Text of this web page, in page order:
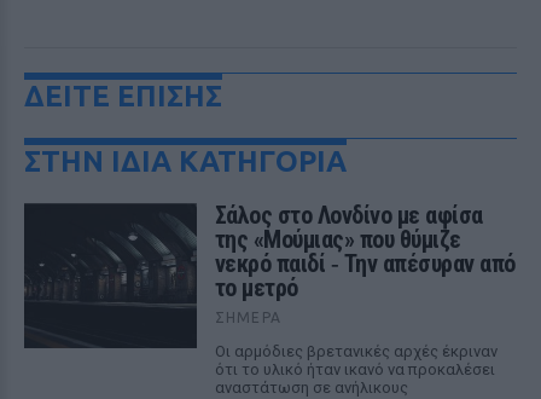
ΔΕΙΤΕ ΕΠΙΣΗΣ
ΣΤΗΝ ΙΔΙΑ ΚΑΤΗΓΟΡΙΑ
Σάλος στο Λονδίνο με αφίσα
της «Μούμιας» που θύμιζε
νεκρό παιδί ‑ Την απέσυραν από
το μετρό
ΣΉΜΕΡΑ
Οι αρμόδιες βρετανικές αρχές έκριναν
ότι το υλικό ήταν ικανό να προκαλέσει
αναστάτωση σε ανήλικους